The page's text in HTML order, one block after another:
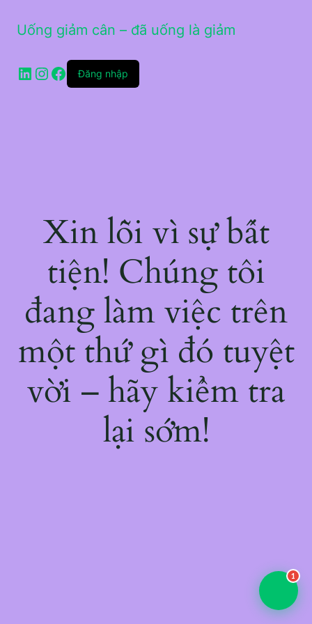
Uống giảm cân – đã uống là giảm
LinkedIn
Instagram
Facebook
Đăng nhập
Xin lỗi vì sự bất
tiện! Chúng tôi
đang làm việc trên
một thứ gì đó tuyệt
vời – hãy kiểm tra
lại sớm!
1